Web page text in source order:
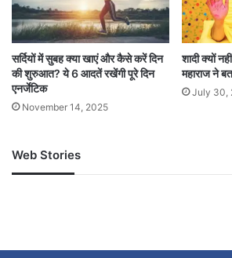
SMILE MUDRA
सर्दियों में सुबह क्या खाएं और कैसे करें दिन
की शुरुआत? ये 6 आदतें रखेंगी पूरे दिन
एनर्जेटिक
November 14, 2025
शादी क्यों
महाराज ने
July 30,
Web Stories
जम्मू-कश्मीर में बारिश से
अपडेट
खाई में